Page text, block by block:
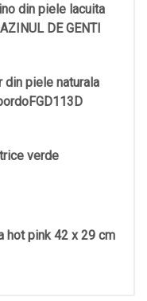
din piele lacuita
DE GENTI
din piele naturala
verde
hot pink 42 x 29 cm